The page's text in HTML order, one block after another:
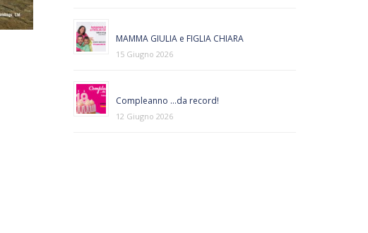
MAMMA GIULIA e FIGLIA CHIARA
15 Giugno 2026
Compleanno …da record!
12 Giugno 2026